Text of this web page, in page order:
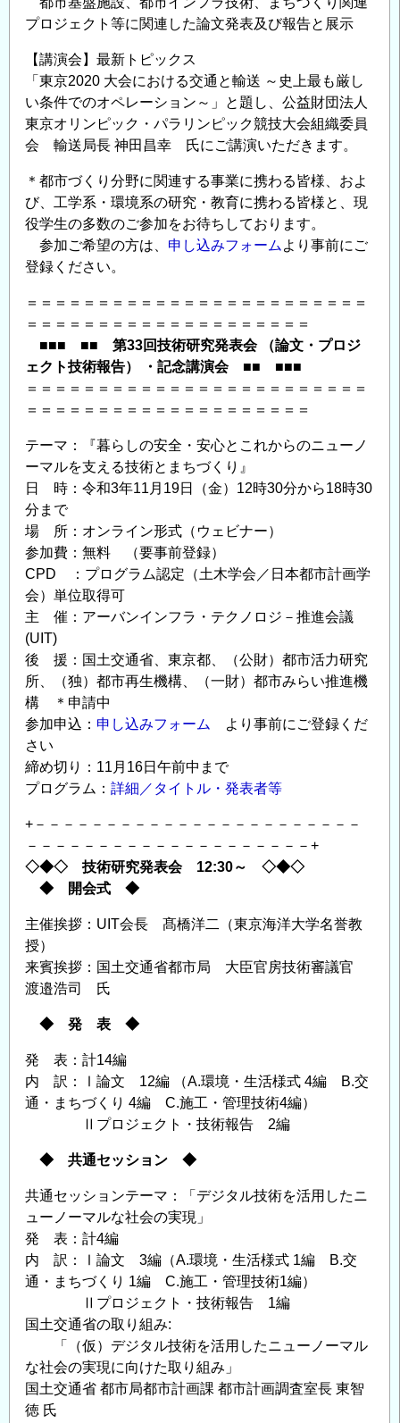
会
催
の
ご
案
内
＜
CPD
単
位
取
可
＞
の
プロジェクト等に関連した論文発表及び報告と展示
【講演会】最新トピックス
「東京2020 大会における交通と輸送 ～史上最も厳し
い条件でのオペレーション～」と題し、公益財団法人
東京オリンピック・パラリンピック競技大会組織委員
会 輸送局長 神田昌幸 氏にご講演いただきます。
＊都市づくり分野に関連する事業に携わる皆様、およ
び、工学系・環境系の研究・教育に携わる皆様と、現
役学生の多数のご参加をお待ちしております。
参加ご希望の方は、 申し込みフォーム より事前にご
登録ください。
＝＝＝＝＝＝＝＝＝＝＝＝＝＝＝＝＝＝＝＝＝＝＝＝
＝＝＝＝＝＝＝＝＝＝＝＝＝＝＝＝＝＝＝＝
■■■ ■■ 第33回技術研究発表会 （論文・プロジ
ェクト技術報告） ・記念講演会 ■■ ■■■
＝＝＝＝＝＝＝＝＝＝＝＝＝＝＝＝＝＝＝＝＝＝＝＝
＝＝＝＝＝＝＝＝＝＝＝＝＝＝＝＝＝＝＝＝
テーマ：『暮らしの安全・安心とこれからのニューノ
ーマルを支える技術とまちづくり』
日 時：令和3年11月19日（金）12時30分から18時30
分まで
場 所：オンライン形式（ウェビナー）
参加費：無料 （要事前登録）
CPD ：プログラム認定（土木学会／日本都市計画学
会）単位取得可
主 催：アーバンインフラ・テクノロジ－推進会議
(UIT)
後 援：国土交通省、東京都、（公財）都市活力研究
所、（独）都市再生機構、（一財）都市みらい推進機
構 ＊申請中
参加申込： 申し込みフォーム
より事前にご登録くだ
さい
締め切り：11月16日午前中まで
プログラム： 詳細／タイトル・発表者等
+－－－－－－－－－－－－－－－－－－－－－－－
－－－－－－－－－－－－－－－－－－－－+
◇◆◇ 技術研究発表会 12:30～ ◇◆◇
◆ 開会式 ◆
主催挨拶：UIT会長 髙橋洋二（東京海洋大学名誉教
授）
来賓挨拶：国土交通省都市局 大臣官房技術審議官
渡邉浩司 氏
◆ 発 表 ◆
発 表：計14編
内 訳：Ⅰ論文 12編 （A.環境・生活様式 4編 B.交
通・まちづくり 4編 C.施工・管理技術4編）
Ⅱプロジェクト・技術報告 2編
◆ 共通セッション ◆
共通セッションテーマ：「デジタル技術を活用したニ
ューノーマルな社会の実現」
発 表：計4編
内 訳：Ⅰ論文 3編（A.環境・生活様式 1編 B.交
通・まちづくり 1編 C.施工・管理技術1編）
Ⅱプロジェクト・技術報告 1編
国土交通省の取り組み:
「（仮）デジタル技術を活用したニューノーマル
な社会の実現に向けた取り組み」
国土交通省 都市局都市計画課 都市計画調査室長 東智
徳 氏